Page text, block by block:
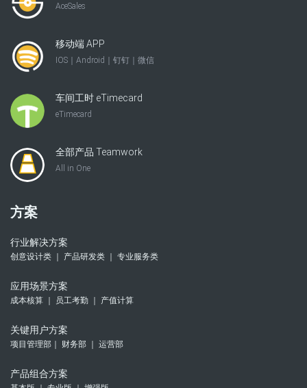
AceSales
移动端 APP
IOS｜Android｜钉钉｜微信
车间工时 eTimecard
eTimecard
全部产品 Teamwork
All in One
方案
行业解决方案
创意设计类 ｜ 产品研发类 ｜ 专业服务类
应用场景方案
成本核算 ｜ 员工考勤 ｜ 产值计算
关键用户方案
项目管理部｜ 财务部 ｜ 运营部
产品组合方案